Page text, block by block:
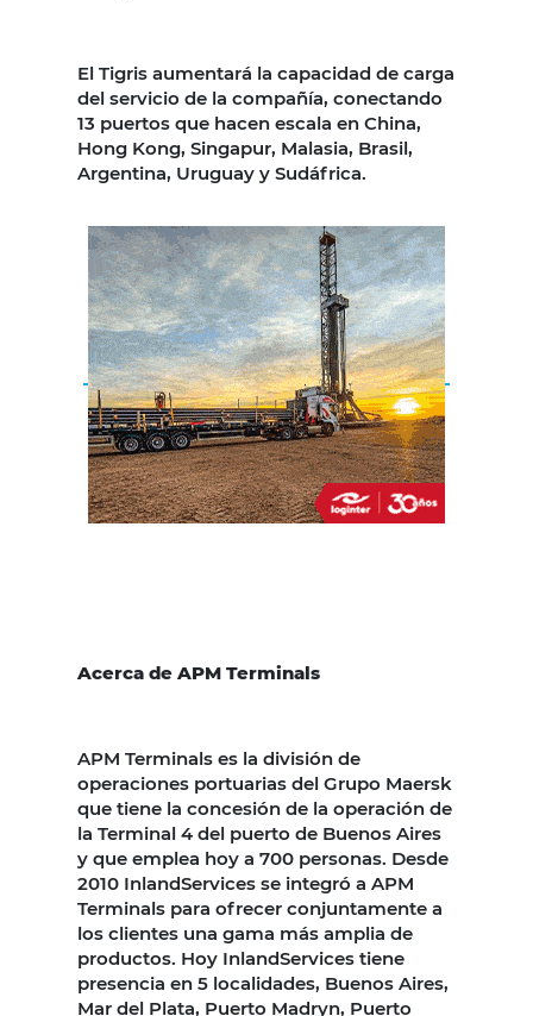
El Tigris aumentará la capacidad de carga
del servicio de la compañía, conectando
13 puertos que hacen escala en China,
Hong Kong, Singapur, Malasia, Brasil,
Argentina, Uruguay y Sudáfrica.
Acerca de APM Terminals
APM Terminals es la división de
operaciones portuarias del Grupo Maersk
que tiene la concesión de la operación de
la Terminal 4 del puerto de Buenos Aires
y que emplea hoy a 700 personas. Desde
2010 InlandServices se integró a APM
Terminals para ofrecer conjuntamente a
los clientes una gama más amplia de
productos. Hoy InlandServices tiene
presencia en 5 localidades, Buenos Aires,
Mar del Plata, Puerto Madryn, Puerto